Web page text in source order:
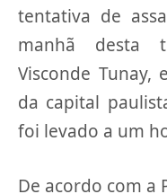
tentativa de
manhã desta
Visconde Tunay,
da capital
foi levado a um
De acordo com a